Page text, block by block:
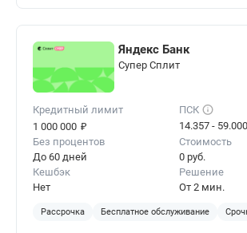
Яндекс Банк
Cупер Сплит
Кредитный лимит
1 000 000 ₽
ПСК
14.357 -
Без процентов
До 60 дней
Стоимость
0 руб.
Кешбэк
Нет
Решение
От 2 мин.
Рассрочка Бесплатное обслуживание